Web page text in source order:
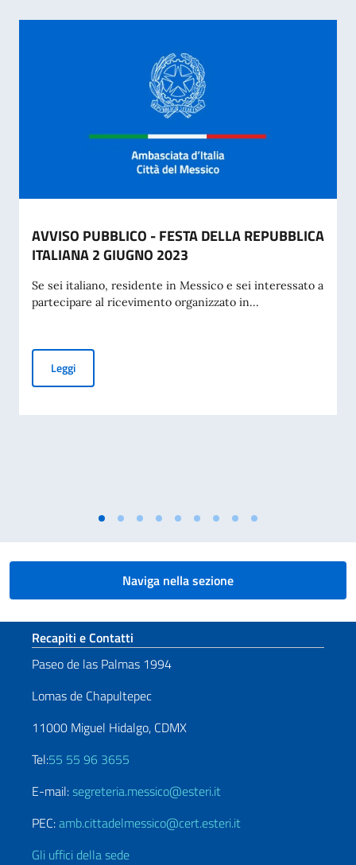
AVVISO PUBBLICO - FESTA DELLA REPUBBLICA
ITALIANA 2 GIUGNO 2023
Se sei italiano, residente in Messico e sei interessato a
partecipare al ricevimento organizzato in...
LeggiAVVISO PUBBLICO - FESTA DELLA REPUBBLICA ITALIANA
Naviga nella sezione
Sezione footer
Recapiti e Contatti
Paseo de las Palmas 1994
Lomas de Chapultepec
11000 Miguel Hidalgo, CDMX
Tel:55 55 96 3655
E-mail:segreteria.messico@esteri.it
PEC:amb.cittadelmessico@cert.esteri.it
Gli uffici della sede